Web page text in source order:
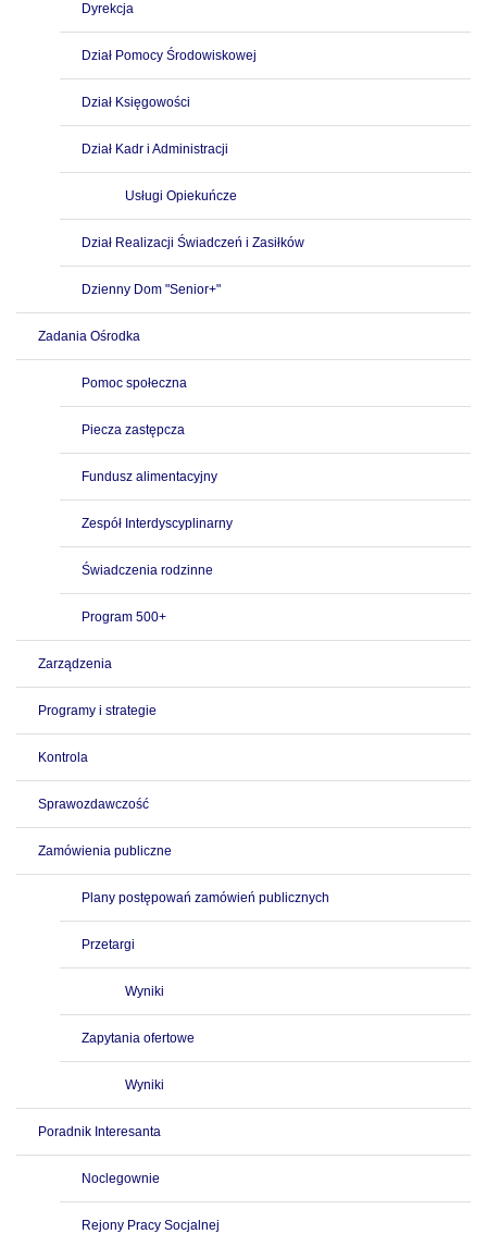
Dyrekcja
Dział Pomocy Środowiskowej
Dział Księgowości
Dział Kadr i Administracji
Usługi Opiekuńcze
Dział Realizacji Świadczeń i Zasiłków
Dzienny Dom "Senior+"
Zadania Ośrodka
Pomoc społeczna
Piecza zastępcza
Fundusz alimentacyjny
Zespół Interdyscyplinarny
Świadczenia rodzinne
Program 500+
Zarządzenia
Programy i strategie
Kontrola
Sprawozdawczość
Zamówienia publiczne
Plany postępowań zamówień publicznych
Przetargi
Wyniki
Zapytania ofertowe
Wyniki
Poradnik Interesanta
Noclegownie
Rejony Pracy Socjalnej